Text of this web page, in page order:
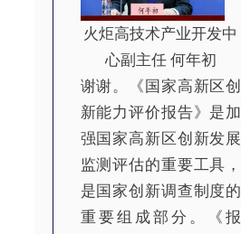
火炬高技术产业开发中
心副主任 何年初
谢谢。《国家高新区创
新能力评价报告》是加
强国家高新区创新发展
监测评估的重要工具，
是国家创新调查制度的
重要组成部分。《报